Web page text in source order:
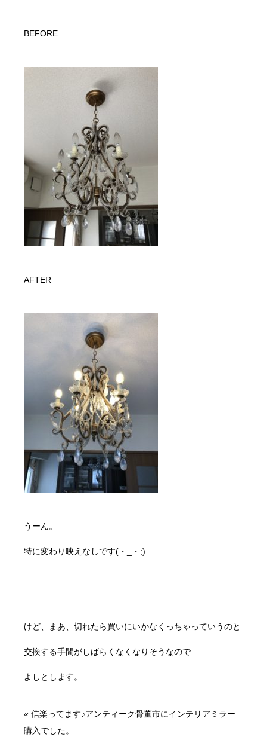
BEFORE
AFTER
うーん。
特に変わり映えなしです(・_・;)
けど、まあ、切れたら買いにいかなくっちゃっていうのと
交換する手間がしばらくなくなりそうなので
よしとします。
« 信楽ってます♪アンティーク骨董市にインテリアミラー
購入でした。